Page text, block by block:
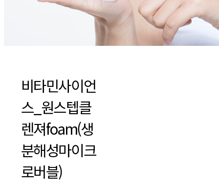
비타민사이언
스_원스텝클
렌져foam(생
분해성마이크
로버블)